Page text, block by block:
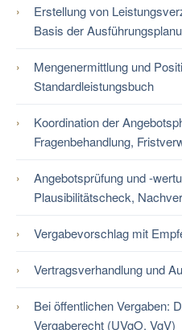
Erstellung von
Basis der
Mengenermittlung und
Standardleistungsbuch
Koordination der
Fragenbehandlung,
Angebotsprüfung und -
Plausibilitätscheck,
Vergabevorschlag mit
Vertragsverhandlung und
Bei öffentlichen Vergaben:
Vergaberecht (UVgO, VgV)